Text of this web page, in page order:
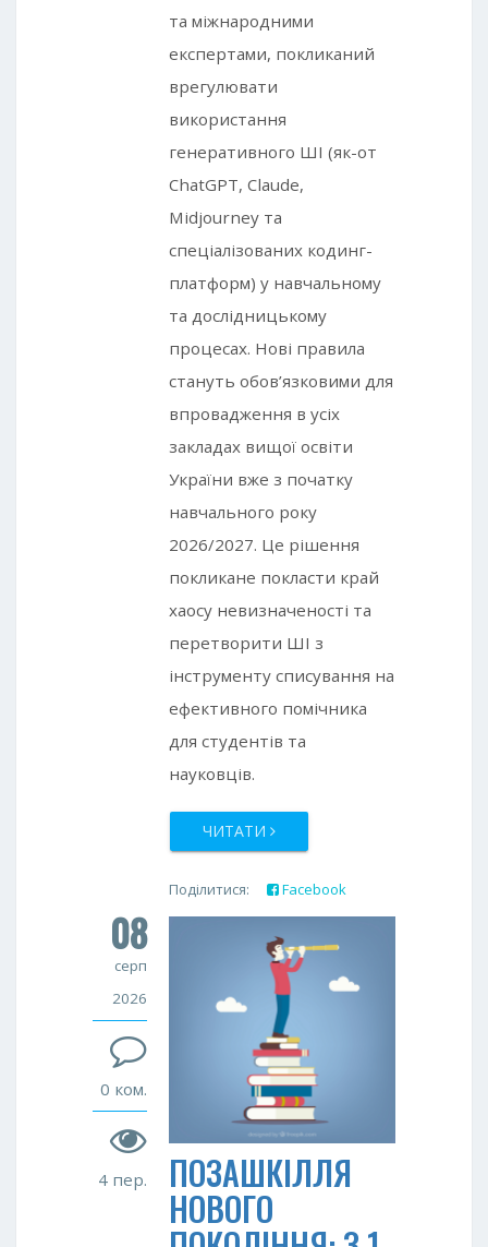
та міжнародними
експертами, покликаний
врегулювати
використання
генеративного ШІ (як-от
ChatGPT, Claude,
Midjourney та
спеціалізованих кодинг-
платформ) у навчальному
та дослідницькому
процесах. Нові правила
стануть обов’язковими для
впровадження в усіх
закладах вищої освіти
України вже з початку
навчального року
2026/2027. Це рішення
покликане покласти край
хаосу невизначеності та
перетворити ШІ з
інструменту списування на
ефективного помічника
для студентів та
науковців.
ЧИТАТИ
Поділитися:
Facebook
Twitter
Google+
08
серп
2026
0 ком.
4 пер. ПОЗАШКІЛЛЯ
НОВОГО